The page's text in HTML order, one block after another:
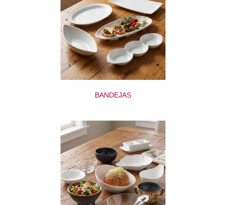
BANDEJAS